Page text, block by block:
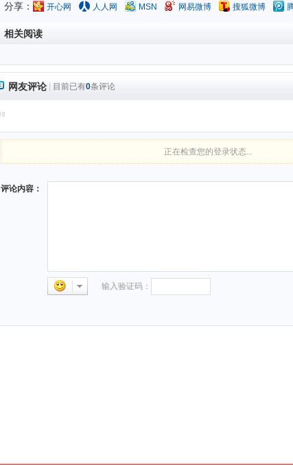
分享： 开心网 人人网 MSN 网易微博 搜狐微博
相关阅读
网友评论 目前已有0条评论
正在检查您的登录状态...
评论内容：
输入验证码：